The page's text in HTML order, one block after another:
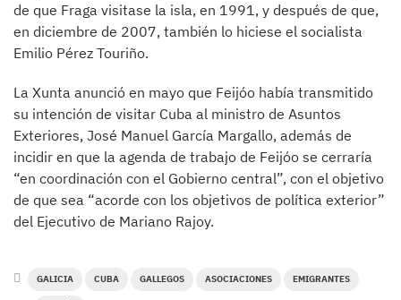
de que Fraga visitase la isla, en 1991, y después de que,
en diciembre de 2007, también lo hiciese el socialista
Emilio Pérez Touriño.
La Xunta anunció en mayo que Feijóo había transmitido
su intención de visitar Cuba al ministro de Asuntos
Exteriores, José Manuel García Margallo, además de
incidir en que la agenda de trabajo de Feijóo se cerraría
“en coordinación con el Gobierno central”, con el objetivo
de que sea “acorde con los objetivos de política exterior”
del Ejecutivo de Mariano Rajoy.
GALICIA CUBA GALLEGOS ASOCIACIONES EMIGRANTES